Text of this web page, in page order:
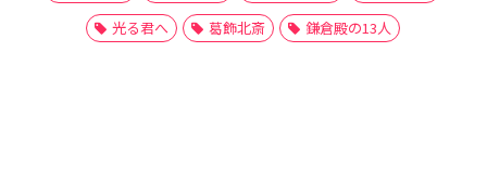
光る君へ
葛飾北斎 鎌倉殿の13人